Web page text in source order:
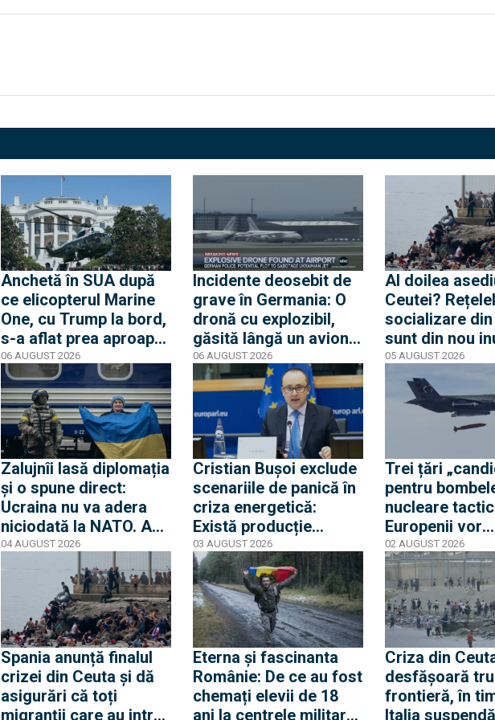
Anchetă în SUA după
ce elicopterul Marine
One, cu Trump la bord,
s-a aflat prea aproape
de un avion de linie.
Casa Albă transmite
că Trump nu s-a aflat
niciun moment în
pericol
06 AUGUST 2026
Incidente deosebit de
grave în Germania: O
dronă cu explozibil,
găsită lângă un avion
ucrainean, în timp ce
un alt avion de marfă
care anula aterizarea a
lovit o a doua dronă
06 AUGUST 2026
Al doilea
Ceutei?
socializare
sunt din nou
de mesaje
nouă
orașul spaniol
05 AUGUST 2026
Zalujnîi lasă diplomația
și o spune direct:
Ucraina nu va adera
niciodată la NATO. Am
auzit 12 ani povești
privind aderarea
04 AUGUST 2026
Cristian Bușoi exclude
scenariile de panică în
criza energetică:
Există producție
internă stabilă cât să
alimentăm populația
03 AUGUST 2026
Trei țări
pentru
nucleare
Europenii vor
dislocarea în
pentru a
Rusia că
glumește cu
apărare
02 AUGUST 2026
Spania anunță finalul
crizei din Ceuta și dă
asigurări că toți
migranții care au intrat
Eterna și fascinanta
Românie: De ce au fost
chemați elevii de 18
ani la centrele militare
Criza din
desfășoară
frontieră, în
Italia suspendă